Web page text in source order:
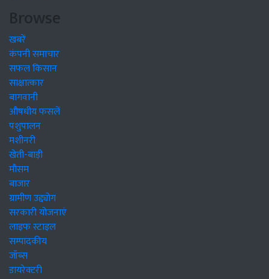
Browse
खबरें
कंपनी समाचार
सफल किसान
साक्षात्कार
बागवानी
औषधीय फसलें
पशुपालन
मशीनरी
खेती-बाड़ी
मौसम
बाजार
ग्रामीण उद्द्योग
सरकारी योजनाएं
लाइफ स्टाइल
सम्पादकीय
जॉब्स
डायरेक्टरी